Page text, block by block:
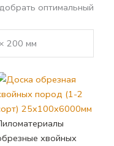
оптимальный
200 мм
хвойных